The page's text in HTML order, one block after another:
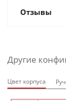
Отзывы
Другие
Цвет корпуса